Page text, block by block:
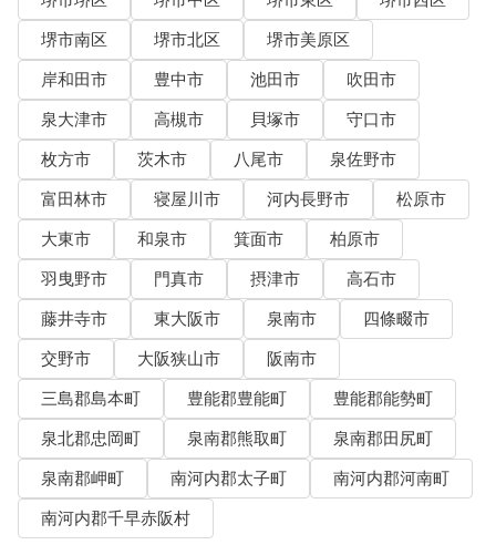
堺市南区
堺市北区
堺市美原区
岸和田市
豊中市 池田市
吹田市
泉大津市
高槻市 貝塚市
守口市
枚方市
茨木市 八尾市
泉佐野市
富田林市
寝屋川市 河内長野市
松原市
大東市
和泉市 箕面市
柏原市
羽曳野市
門真市 摂津市
高石市
藤井寺市
東大阪市 泉南市
四條畷市
交野市
大阪狭山市
阪南市
三島郡島本町
豊能郡豊能町
豊能郡能勢町
泉北郡忠岡町
泉南郡熊取町
泉南郡田尻町
泉南郡岬町
南河内郡太子町
南河内郡河南町
南河内郡千早赤阪村